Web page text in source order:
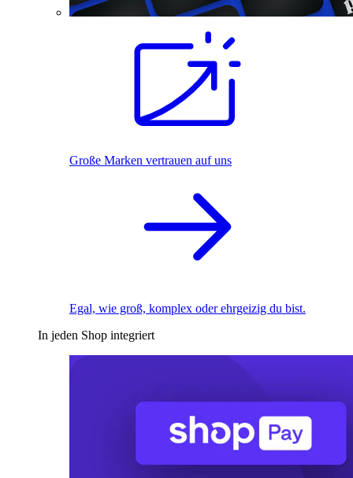
Große Marken vertrauen auf uns
Egal, wie groß, komplex oder ehrgeizig du bist.
In jeden Shop integriert